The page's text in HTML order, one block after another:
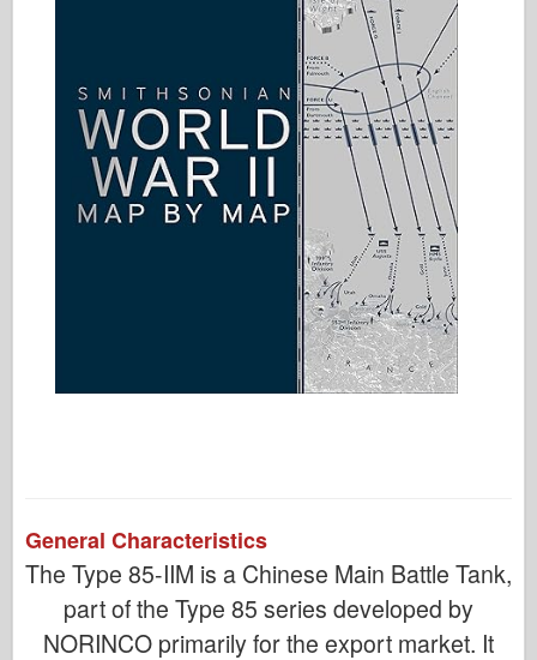
General Characteristics
The Type 85-IIM is a Chinese Main Battle Tank,
part of the Type 85 series developed by
NORINCO primarily for the export market. It